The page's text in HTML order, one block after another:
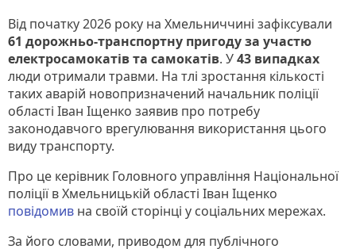
Від початку 2026 року на Хмельниччині зафіксували
61 дорожньо-транспортну пригоду за участю
електросамокатів та самокатів. У43 випадках
люди отримали травми. На тлі зростання кількості
таких аварій новопризначений начальник поліції
області Іван Іщенко заявив про потребу
законодавчого врегулювання використання цього
виду транспорту.
Про це керівник Головного управління Національної
поліції в Хмельницькій області Іван Іщенко
повідомив на своїй сторінці у соціальних мережах.
За його словами, приводом для публічного